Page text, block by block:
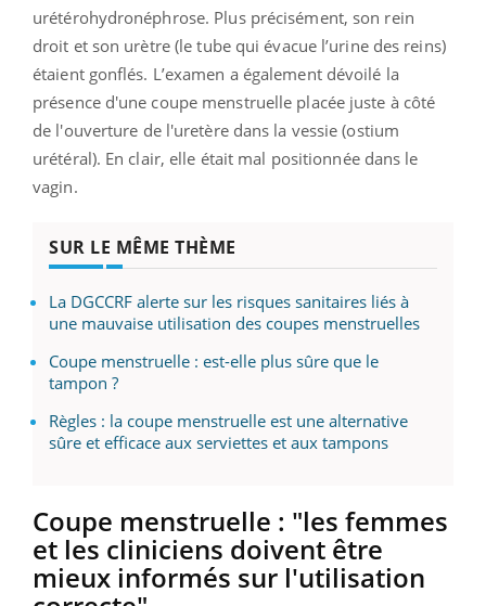
urétérohydronéphrose. Plus précisément, son rein
droit et son urètre (le tube qui évacue l’urine des reins)
étaient gonflés. L’examen a également dévoilé la
présence d'une coupe menstruelle placée juste à côté
de l'ouverture de l'uretère dans la vessie (ostium
urétéral). En clair, elle était mal positionnée dans le
vagin.
SUR LE MÊME THÈME
La DGCCRF alerte sur les risques sanitaires liés à
une mauvaise utilisation des coupes menstruelles
Coupe menstruelle : est-elle plus sûre que le
tampon ?
Règles : la coupe menstruelle est une alternative
sûre et efficace aux serviettes et aux tampons
Coupe menstruelle : "les femmes
et les cliniciens doivent être
mieux informés sur l'utilisation